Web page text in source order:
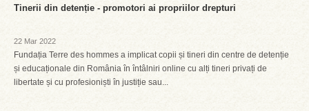
Tinerii din detenție - promotori ai propriilor drepturi
22 Mar 2022
Fundația Terre des hommes a implicat copii și tineri din centre de detenție
și educaționale din România în întâlniri online cu alți tineri privați de
libertate și cu profesioniști în justiție sau...